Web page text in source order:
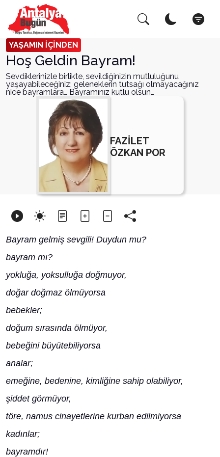
YAŞAMIN İÇİNDEN
Hoş Geldin Bayram!
Sevdiklerinizle birlikte, sevildiğinizin mutluluğunu
yaşayabileceğiniz; geleneklerin tutsağı olmayacağınız
nice bayramlara… Bayramınız kutlu olsun…
FAZİLET
ÖZKAN POR
Bayram gelmiş sevgili! Duydun mu?
bayram mı?
yokluğa, yoksulluğa doğmuyor,
doğar doğmaz ölmüyorsa
bebekler;
doğum sırasında ölmüyor,
bebeğini büyütebiliyorsa
analar;
emeğine, bedenine, kimliğine sahip olabiliyor,
şiddet görmüyor,
töre, namus cinayetlerine kurban edilmiyorsa
kadınlar;
bayramdır!
Arama Yap! Kapat